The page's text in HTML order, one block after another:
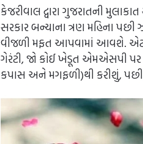
કેજરીવાલ દ્વારા ગુજરાતની
સરકાર બન્યાના ત્રણ મહિના
વીજળી મફત આપવામાં આવશે. એટલું
ગેરંટી, જો કોઈ ખેડૂત એમએસપી
કપાસ અને મગફળી)થી કરીશું, પછી